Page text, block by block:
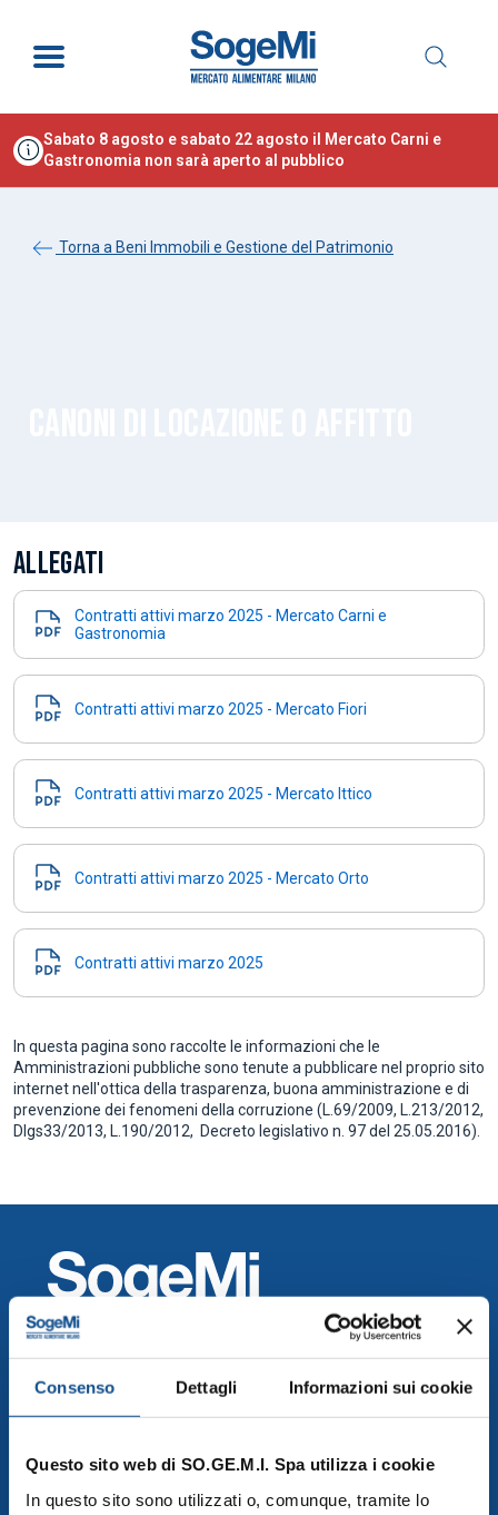
Consenso Dettagli Informazioni sui cookie
Questo sito web di SO.GE.M.I. Spa utilizza i cookie
In questo sito sono utilizzati o, comunque, tramite lo
Sabato 8 agosto e sabato 22 agosto il Mercato Carni e
Gastronomia non sarà aperto al pubblico
Torna a Beni Immobili e Gestione del Patrimonio
ALLEGATI
Contratti attivi marzo 2025 - Mercato Carni e
Gastronomia
Contratti attivi marzo 2025 - Mercato Fiori
Contratti attivi marzo 2025 - Mercato Ittico
Contratti attivi marzo 2025 - Mercato Orto
Contratti attivi marzo 2025
In questa pagina sono raccolte le informazioni che le
Amministrazioni pubbliche sono tenute a pubblicare nel proprio sito
internet nell'ottica della trasparenza, buona amministrazione e di
prevenzione dei fenomeni della corruzione (L.69/2009, L.213/2012,
Dlgs33/2013, L.190/2012, Decreto legislativo n. 97 del 25.05.2016).
SO.GE.M.I S.p.a., Via C. Lombroso 54, Milano
info@foodymilano.it